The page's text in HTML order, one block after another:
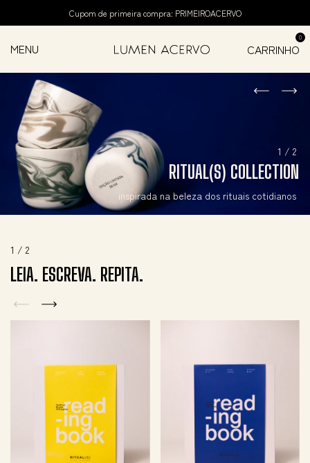
Cupom de primeira compra: PRIMEIROACERVO
MENU CARRINHO
0
1 / 2
RITUAL(S) COLLECTION
inspirada na beleza dos rituais cotidianos
1 / 2
LEIA. ESCREVA. REPITA.